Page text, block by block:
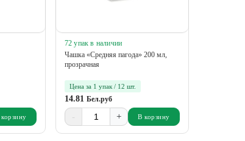
72 упак в наличии
Чашка «Средняя пагода» 200 мл,
прозрачная
Цена за 1 упак / 12 шт.
14.81 Бел.руб
- + В корзину